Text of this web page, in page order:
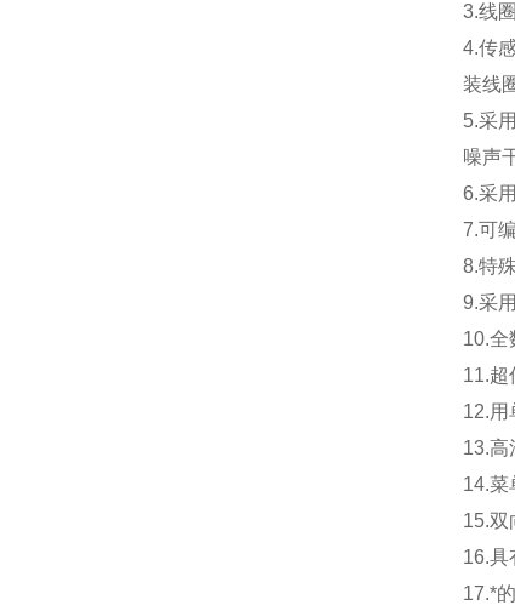
3.线
4.传
装线
5.采
噪声
6.采
7.可
8.特
9.采
10.全
11.超
12.用
13.高
14.菜
15.双
16.具
17.*